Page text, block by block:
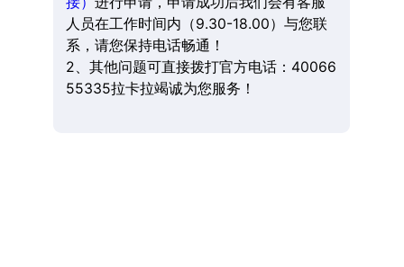
人员在工作时间内（9.30-18.00）与您联
系，请您保持电话畅通！
2、其他问题可直接拨打官方电话：40066
55335拉卡拉竭诚为您服务！